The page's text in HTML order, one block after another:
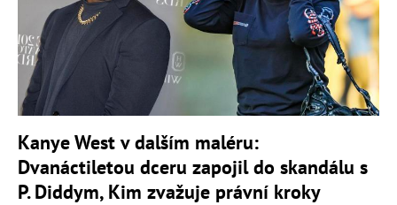
Kanye West v dalším maléru:
Dvanáctiletou dceru zapojil do skandálu s
P. Diddym, Kim zvažuje právní kroky